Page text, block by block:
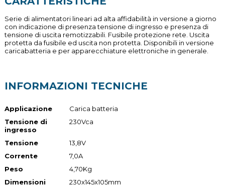
Serie di alimentatori lineari ad alta affidabilità in versione a giorno
con indicazione di presenza tensione di ingresso e presenza di
tensione di uscita remotizzabili. Fusibile protezione rete. Uscita
protetta da fusibile ed uscita non protetta. Disponibili in versione
caricabatteria e per apparecchiature elettroniche in generale.
INFORMAZIONI TECNICHE
Applicazione
Carica batteria
Tensione di
ingresso
230Vca
Tensione
13,8V
Corrente
7,0A
Peso
4,70Kg
Dimensioni
230x145x105mm